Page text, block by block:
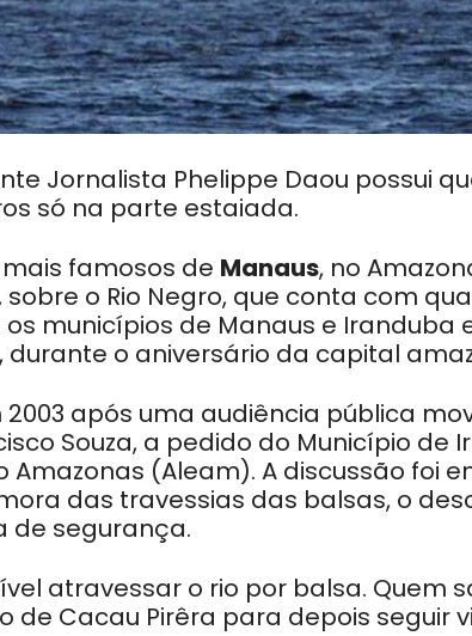
Jornalista Phelippe Daou possui
só na parte estaiada.
famosos de Manaus, no
o Rio Negro, que conta com
os municípios de Manaus e Iranduba
durante o aniversário da capital
após uma audiência pública
Souza, a pedido do Município de
Amazonas (Aleam). A discussão foi
das travessias das balsas, o
de segurança.
atravessar o rio por balsa. Quem
de Cacau Pirêra para depois seguir